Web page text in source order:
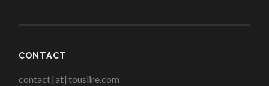
CONTACT
contact [at] touslire.com